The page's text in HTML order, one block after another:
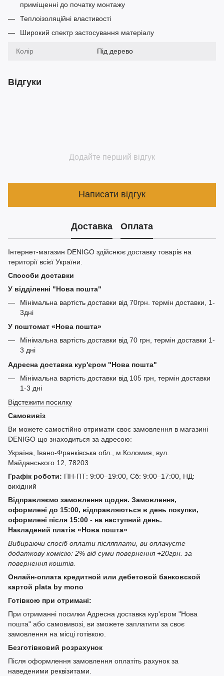
приміщенні до початку монтажу
Теплоізоляційні властивості
Широкий спектр застосування матеріалу
Колір Під дерево
Відгуки
Додайте перший відгук
Написати відгук
Доставка Оплата
Інтернет-магазин DENIGO здійснює доставку товарів на
території всієї України.
Способи доставки
У відділенні "Нова пошта"
Мінімальна вартість доставки від 70грн. термін доставки, 1-
3дні
У поштомат «Нова пошта»
Мінімальна вартість доставки від 70 грн, термін доставки 1-
3 дні
Адресна доставка кур'єром "Нова пошта"
Мінімальна вартість доставки від 105 грн, термін доставки
1-3 дні
Відстежити посилку
Самовивіз
Ви можете самостійно отримати своє замовлення в магазині
DENIGO що знаходиться за адресою:
Україна, Івано-Франківська обл., м.Коломия, вул.
Майданського 12, 78203
Графік роботи: ПН-ПТ: 9:00–19:00, Сб: 9:00–17:00, НД:
вихідний
Відправляємо замовлення щодня. Замовлення,
оформлені до 15:00, відправляються в день покупки,
оформлені після 15:00 - на наступний день.
Накладений платіж «Нова пошта»
Вибираючи спосіб оплати післяплати, ви оплачуєте
додаткову комісію: 2% від суми повернення +20грн. за
повернення коштів.
Онлайн-оплата кредитной или дебетовой банковской
картой plata by mono
Готівкою при отримані:
При отриманні посилки Адресна доставка кур'єром "Нова
пошта" або самовивозі, ви зможете заплатити за своє
замовлення на місці готівкою.
Безготівковий розрахунок
Після оформлення замовлення оплатіть рахунок за
наведеними реквізитами.